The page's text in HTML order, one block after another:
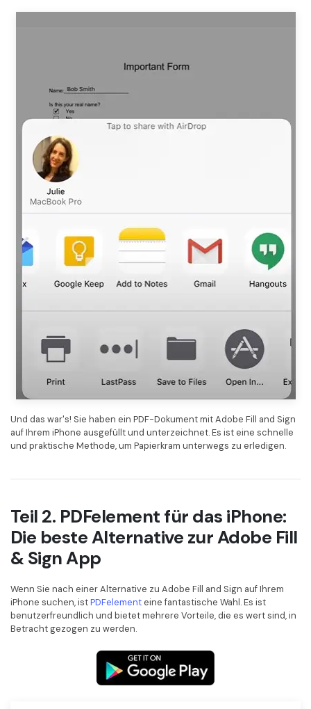
Und das war's! Sie haben ein PDF-Dokument mit Adobe Fill and Sign
auf Ihrem iPhone ausgefüllt und unterzeichnet. Es ist eine schnelle
und praktische Methode, um Papierkram unterwegs zu erledigen.
Teil 2. PDFelement für das iPhone:
Die beste Alternative zur Adobe Fill
& Sign App
Wenn Sie nach einer Alternative zu Adobe Fill and Sign auf Ihrem
iPhone suchen, istPDFelement eine fantastische Wahl. Es ist
benutzerfreundlich und bietet mehrere Vorteile, die es wert sind, in
Betracht gezogen zu werden.